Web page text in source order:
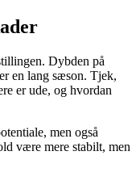
Dybden på
en lang sæson. Tjek,
er ude, og hvordan
men også
være mere stabilt, men